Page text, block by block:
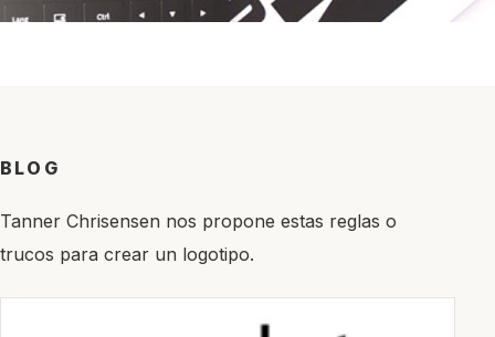
BLOG
Tanner Chrisensen nos propone estas reglas o
trucos para crear un logotipo.